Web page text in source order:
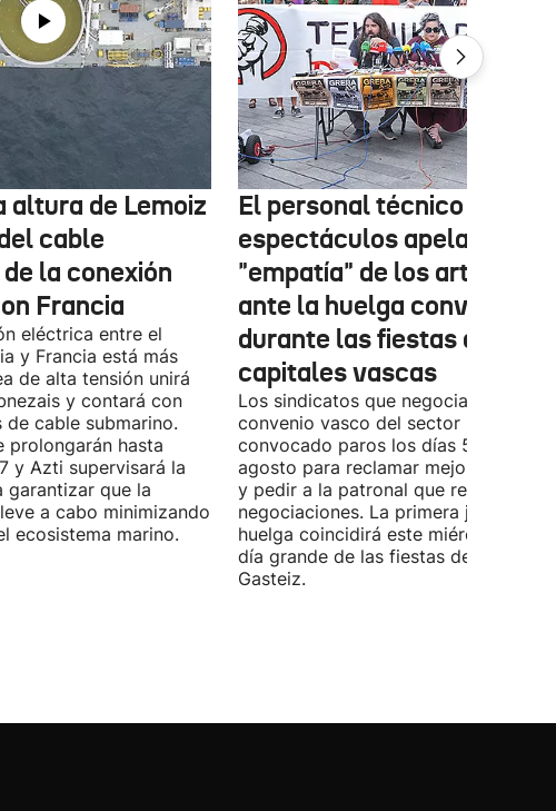
altura de Lemoiz
cable
la conexión
Francia
eléctrica entre el
y Francia está más
de alta tensión unirá
y contará con
cable submarino.
prolongarán hasta
y Azti supervisará la
garantizar que la
a cabo minimizando
ecosistema marino.
El personal técnico de
espectáculos apela a la
"empatía" de los artistas
ante la huelga convocada
durante las fiestas de las
capitales vascas
Los sindicatos que negocian el
convenio vasco del sector han
convocado paros los días 5, 14 y 26
agosto para reclamar mejoras
y pedir a la patronal que retome las
negociaciones. La primera jornada de
huelga coincidirá este miércoles con
día grande de las fiestas de Vitoria-
Gasteiz.